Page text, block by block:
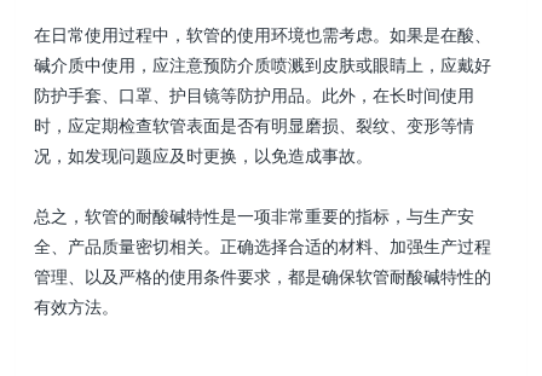
在日常使用过程中，软管的使用环境也需考虑。如果是在酸、
碱介质中使用，应注意预防介质喷溅到皮肤或眼睛上，应戴好
防护手套、口罩、护目镜等防护用品。此外，在长时间使用
时，应定期检查软管表面是否有明显磨损、裂纹、变形等情
况，如发现问题应及时更换，以免造成事故。
总之，软管的耐酸碱特性是一项非常重要的指标，与生产安
全、产品质量密切相关。正确选择合适的材料、加强生产过程
管理、以及严格的使用条件要求，都是确保软管耐酸碱特性的
有效方法。